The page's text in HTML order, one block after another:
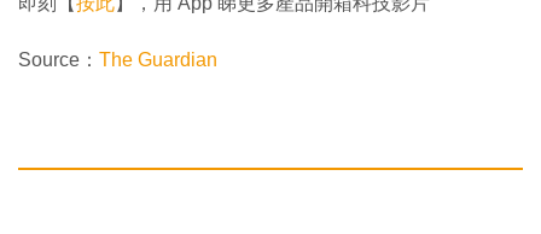
Source： The Guardian